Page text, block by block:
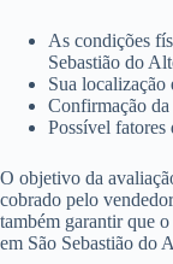
As condições
Sebastião do
Sua localização
Confirmação
Possível fatores
O objetivo da
cobrado pelo
também garantir que
em São Sebastião do